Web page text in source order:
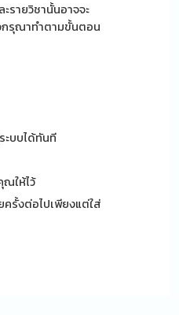
รายวิชานั้นอาจจะ
กรุณาทำตามขั้นตอน
บบได้ทันที
ณให้ไว้
ครั้งต่อไปเพียงแต่ใส่